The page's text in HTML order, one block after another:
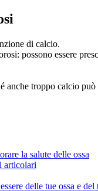
di calcio.
possono essere
troppo calcio
la salute delle ossa
articolari
delle tue ossa e del